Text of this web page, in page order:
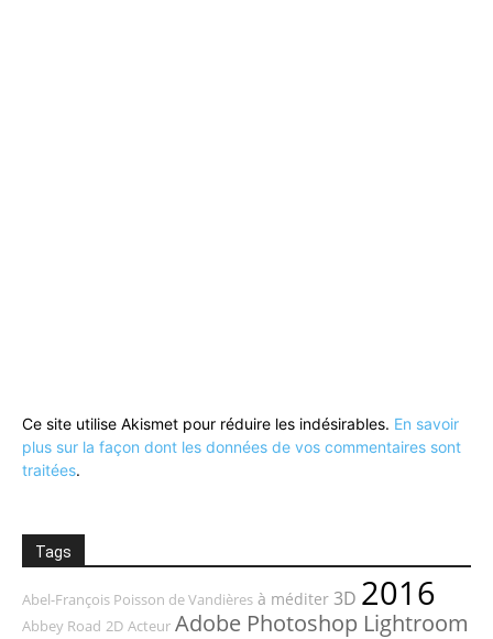
Ce site utilise Akismet pour réduire les indésirables. En savoir
plus sur la façon dont les données de vos commentaires sont
traitées.
Tags
Abel-François Poisson de Vandières à méditer 3D 2016
Abbey Road 2D Acteur Adobe Photoshop Lightroom